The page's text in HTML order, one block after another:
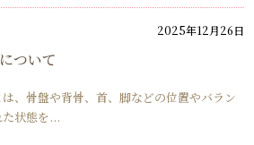
2025年12月26日
ついて
、骨盤や背骨、首、脚などの位置やバラン
状態を...